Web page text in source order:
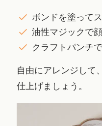
ボンドを塗って
油性マジックで
クラフトパンチ
自由にアレンジして
仕上げましょう。